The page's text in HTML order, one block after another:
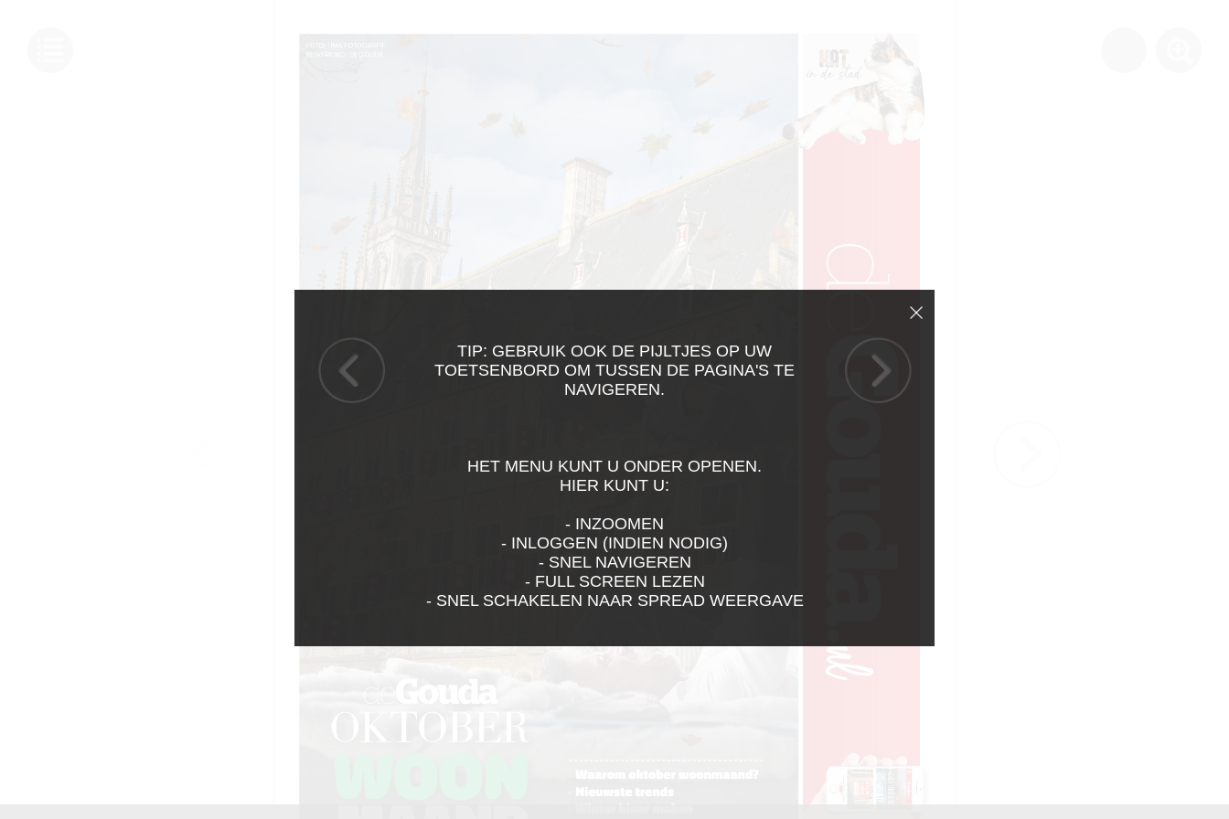
TIP: GEBRUIK OOK DE PIJLTJES OP UW
TOETSENBORD OM TUSSEN DE PAGINA'S TE
NAVIGEREN.
HET MENU KUNT U ONDER OPENEN.
HIER KUNT U:
- INZOOMEN
- INLOGGEN (INDIEN NODIG)
- SNEL NAVIGEREN
- FULL SCREEN LEZEN
- SNEL SCHAKELEN NAAR SPREAD WEERGAVE